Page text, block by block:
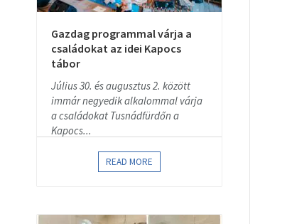
Gazdag programmal várja a
családokat az idei Kapocs
tábor
Július 30. és augusztus 2. között
immár negyedik alkalommal várja
a családokat Tusnádfürdőn a
Kapocs...
READ MORE